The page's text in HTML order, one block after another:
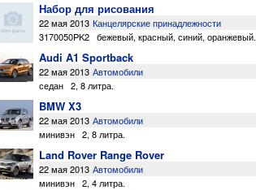
Набор для рисования
22 мая 2013 Канцелярские принадлежности
3170050PK2 бежевый, красный, синий, оранжевый.
Audi A1 Sportback
22 мая 2013 Автомобили
седан 2, 8 литра.
BMW X3
22 мая 2013 Автомобили
минивэн 2, 8 литра.
Land Rover Range Rover
22 мая 2013 Автомобили
минивэн 2, 4 литра.